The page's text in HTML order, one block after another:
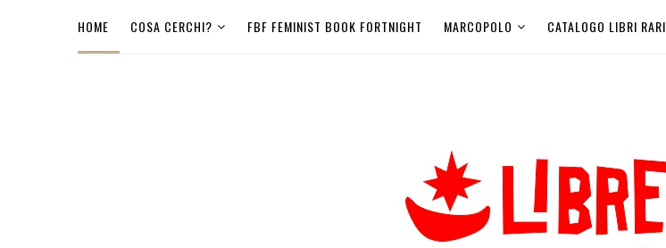
HOME COSA CERCHI? FBF FEMINIST BOOK FORTNIGHT MARCOPOLO CATALOGO LIBRI RARI